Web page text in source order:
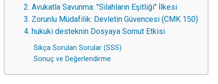
2. Avukatla Savunma: "Silahların Eşitliği" İlkesi
3. Zorunlu Müdafilik: Devletin Güvencesi (CMK 150)
4. hukuki desteknin Dosyaya Somut Etkisi
Sıkça Sorulan Sorular (SSS)
Sonuç ve Değerlendirme